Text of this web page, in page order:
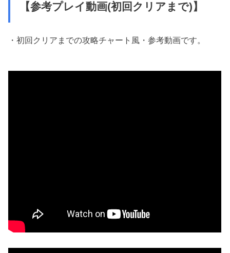
【参考プレイ動画(初回クリアまで)】
・初回クリアまでの攻略チャート風・参考動画です。